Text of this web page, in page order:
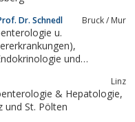
Dr. Schnedl Bruck / Mur
Linz
und St. Pölten